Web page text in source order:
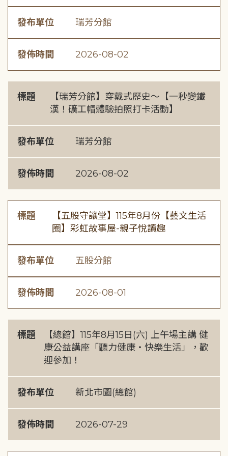
發布單位 瑞芳分館
發佈時間 2026-08-02
標題
【瑞芳分館】穿戴式歷史〜【一秒變鐵
漢！礦工帽體驗拍照打卡活動】
發布單位 瑞芳分館
發佈時間 2026-08-02
標題
【五股守讓堂】115年8月份【藝文生活
圈】彩虹故事屋-親子悅讀趣
發布單位 五股分館
發佈時間 2026-08-01
標題
【總館】115年8月15日(六) 上午場主講 健
康公益講座「聽力健康・快樂生活」，歡
迎參加！
發布單位 新北市圖(總館)
發佈時間 2026-07-29